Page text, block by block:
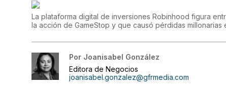
La plataforma digital de inversiones Robinhood figura
la acción de GameStop y que causó pérdidas millonarias
Por Joanisabel González
Editora de Negocios
joanisabel.gonzalez@gfrmedia.com